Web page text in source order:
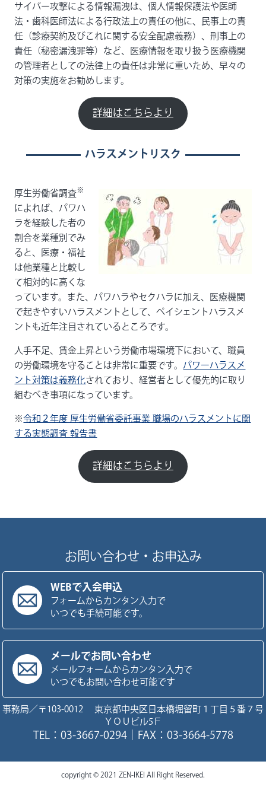
サイバー攻撃による情報漏洩は、個人情報保護法や医師
法・歯科医師法による行政法上の責任の他に、民事上の責
任（診療契約及びこれに関する安全配慮義務）、刑事上の
責任（秘密漏洩罪等）など、医療情報を取り扱う医療機関
の管理者としての法律上の責任は非常に重いため、早々の
対策の実施をお勧めします。
詳細はこちらより
ハラスメントリスク
厚生労働省調査※
によれば、パワハ
ラを経験した者の
割合を業種別でみ
ると、医療・福祉
は他業種と比較し
て相対的に高くな
っています。また、パワハラやセクハラに加え、医療機関
で起きやすいハラスメントとして、ペイシェントハラスメ
ントも近年注目されているところです。
人手不足、賃金上昇という労働市場環境下において、職員
の労働環境を守ることは非常に重要です。パワーハラスメ
ント対策は義務化されており、経営者として優先的に取り
組むべき事項になっています。
※令和２年度 厚生労働省委託事業 職場のハラスメントに関
する実態調査 報告書
詳細はこちらより
お問い合わせ・お申込み
WEBで入会申込
フォームからカンタン入力で
いつでも手続可能です。
メールでお問い合わせ
メールフォームからカンタン入力で
いつでもお問い合わせ可能です
事務局／〒103-0012 東京都中央区日本橋堀留町１丁目５番７号
ＹＯＵビル5Ｆ
TEL：03-3667-0294｜FAX：03-3664-5778
copyright © 2021 ZEN-IKEI All Right Reserved.